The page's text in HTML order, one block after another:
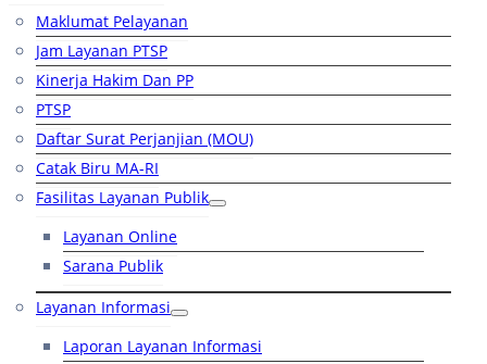
Maklumat Pelayanan
Jam Layanan PTSP
Kinerja Hakim Dan PP
PTSP
Daftar Surat Perjanjian (MOU)
Catak Biru MA-RI
Fasilitas Layanan Publik
Layanan Online
Sarana Publik
Layanan Informasi
Laporan Layanan Informasi